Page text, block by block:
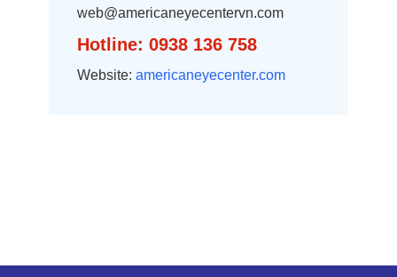
web@americaneyecentervn.com
Hotline: 0938 136 758
Website: americaneyecenter.com